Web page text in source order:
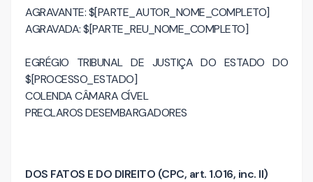
AGRAVANTE: $[PARTE_AUTOR_NOME_COMPLETO]
AGRAVADA: $[PARTE_REU_NOME_COMPLETO]
EGRÉGIO TRIBUNAL DE JUSTIÇA DO ESTADO DO
$[PROCESSO_ESTADO]
COLENDA CÂMARA CÍVEL
PRECLAROS DESEMBARGADORES
DOS FATOS E DO DIREITO (CPC, art. 1.016, inc. II)